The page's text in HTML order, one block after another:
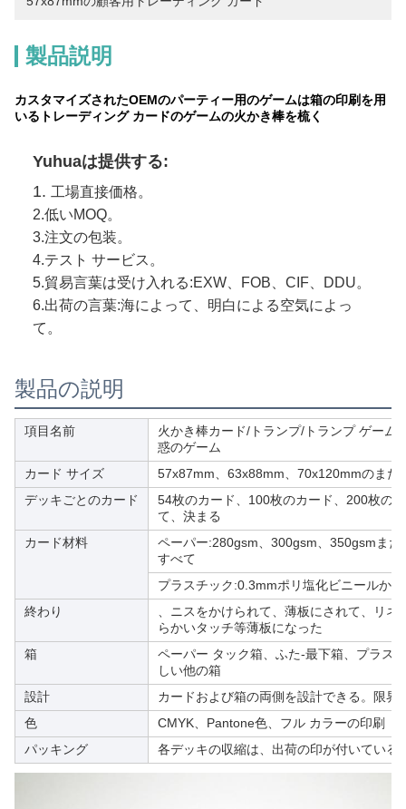
製品説明
カスタマイズされたOEMのパーティー用のゲームは箱の印刷を用
いるトレーディング カードのゲームの火かき棒を梳く
Yuhuaは提供する:
1. 工場直接価格。
2.低いMOQ。
3.注文の包装。
4.テスト サービス。
5.貿易言葉は受け入れる:EXW、FOB、CIF、DDU。
6.出荷の言葉:海によって、明白による空気によっ
て。
製品の説明
項目名前
火かき棒カード/トランプ/トランプ ゲーム
惑のゲーム
カード サイズ
57x87mm、63x88mm、70x120mmのまた
デッキごとのカード
54枚のカード、100枚のカード、200枚の
て、決まる
カード材料
ペーパー:280gsm、300gsm、350gsmま
すべて
プラスチック:0.3mmポリ塩化ビニールか
終わり
、ニスをかけられて、薄板にされて、リ
らかいタッチ等薄板になった
箱
ペーパー タック箱、ふた-最下箱、プラス
しい他の箱
設計
カードおよび箱の両側を設計できる。限界
色
CMYK、Pantone色、フル カラーの印刷
パッキング
各デッキの収縮は、出荷の印が付いてい